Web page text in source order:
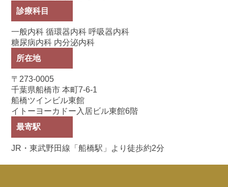
診療科目
一般内科 循環器内科 呼吸器内科
糖尿病内科 内分泌内科
所在地
〒273-0005
千葉県船橋市 本町7-6-1
船橋ツインビル東館
イトーヨーカドー入居ビル東館6階
最寄駅
JR・東武野田線「船橋駅」より徒歩約2分